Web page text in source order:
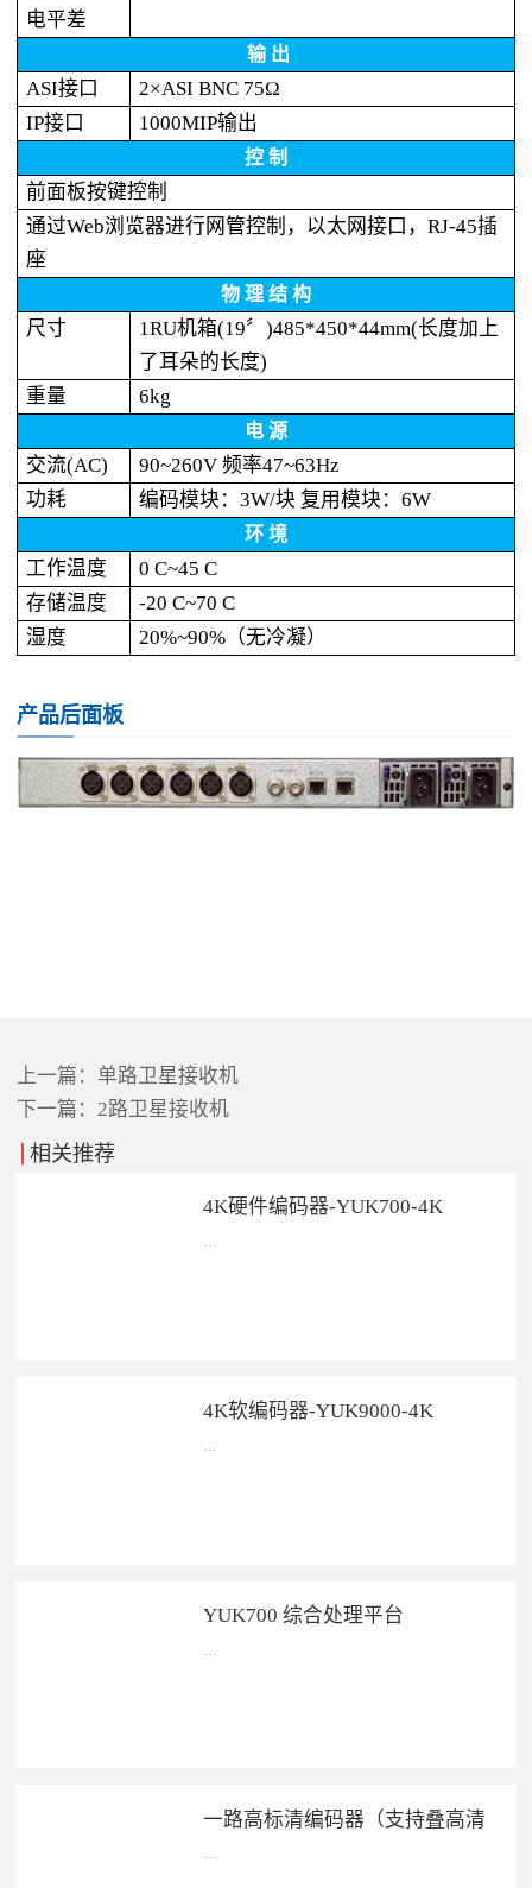
电平差
输 出
ASI接口
2×ASI BNC 75Ω
IP接口
1000MIP输出
控 制
前面板按键控制
通过Web浏览器进行网管控制，以太网接口，RJ-45插
座
物 理 结 构
尺寸
1RU机箱(19〞)485*450*44mm(长度加上
了耳朵的长度)
重量
6kg
电 源
交流(AC)
90~260V 频率47~63Hz
功耗
编码模块：3W/块 复用模块：6W
环 境
工作温度
0 C~45 C
存储温度
-20 C~70 C
湿度
20%~90%（无冷凝）
产品后面板
上一篇： 单路卫星接收机
下一篇： 2路卫星接收机
相关推荐
4K硬件编码器-YUK700-4K
4K软编码器-YUK9000-4K
YUK700 综合处理平台
一路高标清编码器（支持叠高清
字样）
...